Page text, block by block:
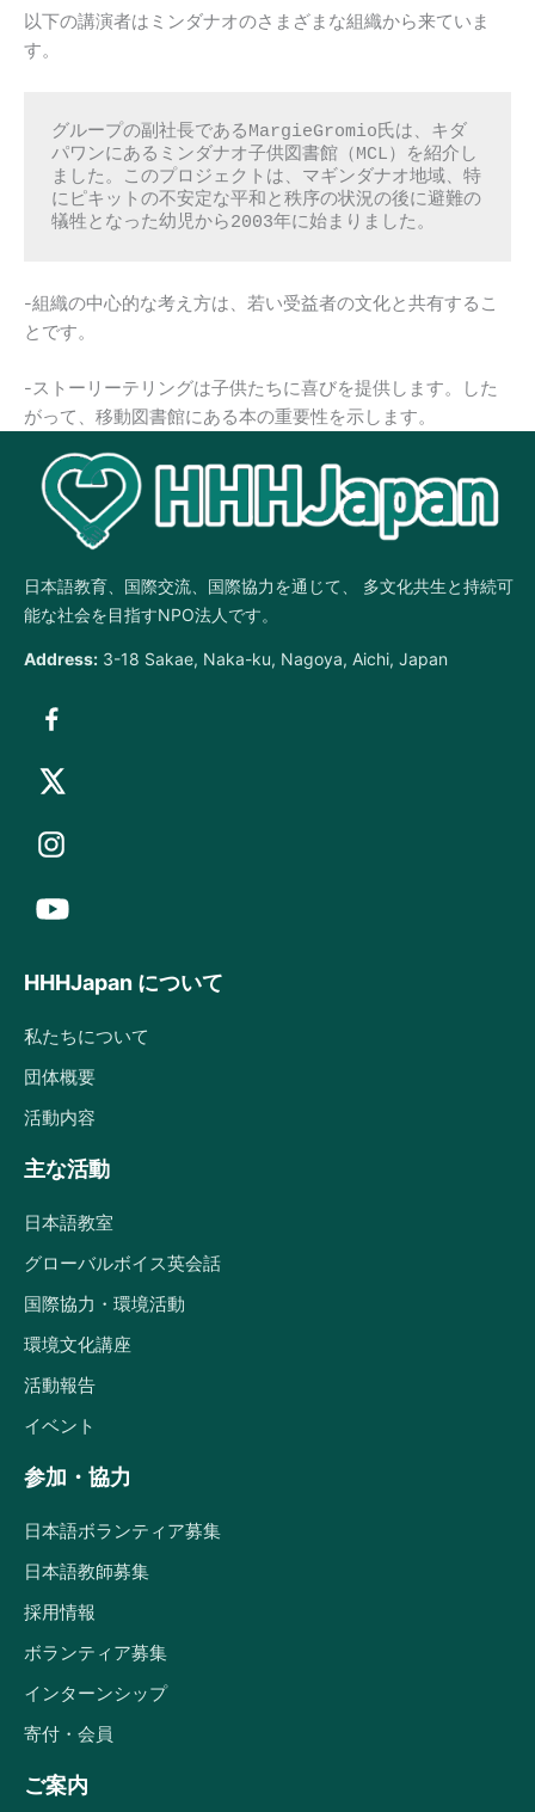
以下の講演者はミンダナオのさまざまな組織から来ていま
す。
グループの副社長であるMargieGromio氏は、キダ
パワンにあるミンダナオ子供図書館（MCL）を紹介し
ました。このプロジェクトは、マギンダナオ地域、特
にピキットの不安定な平和と秩序の状況の後に避難の
犠牲となった幼児から2003年に始まりました。
-組織の中心的な考え方は、若い受益者の文化と共有するこ
とです。
-ストーリーテリングは子供たちに喜びを提供します。した
がって、移動図書館にある本の重要性を示します。
日本語教育、国際交流、国際協力を通じて、 多文化共生と持続可
能な社会を目指すNPO法人です。
Address: 3-18 Sakae, Naka-ku, Nagoya, Aichi, Japan
HHHJapan について
私たちについて
団体概要
活動内容
主な活動
日本語教室
グローバルボイス英会話
国際協力・環境活動
環境文化講座
活動報告
イベント
参加・協力
日本語ボランティア募集
日本語教師募集
採用情報
ボランティア募集
インターンシップ
寄付・会員
ご案内